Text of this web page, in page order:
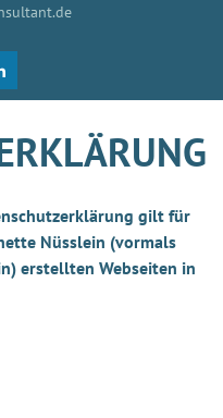
gilt für
Nüsslein (vormals
erstellten Webseiten in